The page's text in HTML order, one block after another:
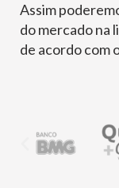
Assim
do mercado na
de acordo com